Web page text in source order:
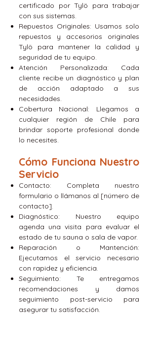
certificado por Tylö para trabajar
con sus sistemas.
Repuestos Originales: Usamos solo
repuestos y accesorios originales
Tylö para mantener la calidad y
seguridad de tu equipo.
Atención Personalizada: Cada
cliente recibe un diagnóstico y plan
de acción adaptado a sus
necesidades.
Cobertura Nacional: Llegamos a
cualquier región de Chile para
brindar soporte profesional donde
lo necesites.
Cómo Funciona Nuestro
Servicio
Contacto: Completa nuestro
formulario o llámanos al [número de
contacto].
Diagnóstico: Nuestro equipo
agenda una visita para evaluar el
estado de tu sauna o sala de vapor.
Reparación o Mantención:
Ejecutamos el servicio necesario
con rapidez y eficiencia.
Seguimiento: Te entregamos
recomendaciones y damos
seguimiento post-servicio para
asegurar tu satisfacción.